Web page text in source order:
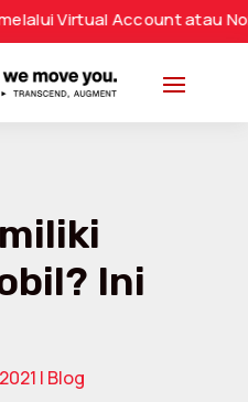
Account atau Nomor
Ini
| Blog